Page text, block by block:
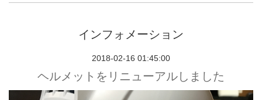
インフォメーション
2018-02-16 01:45:00
ヘルメットをリニューアルしました